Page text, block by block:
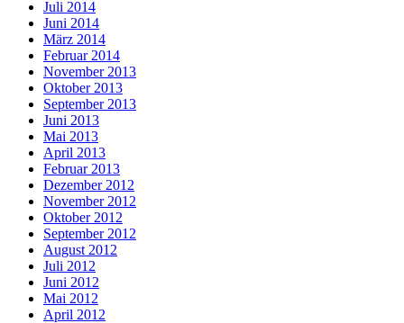
Juli 2014
Juni 2014
März 2014
Februar 2014
November 2013
Oktober 2013
September 2013
Juni 2013
Mai 2013
April 2013
Februar 2013
Dezember 2012
November 2012
Oktober 2012
September 2012
August 2012
Juli 2012
Juni 2012
Mai 2012
April 2012